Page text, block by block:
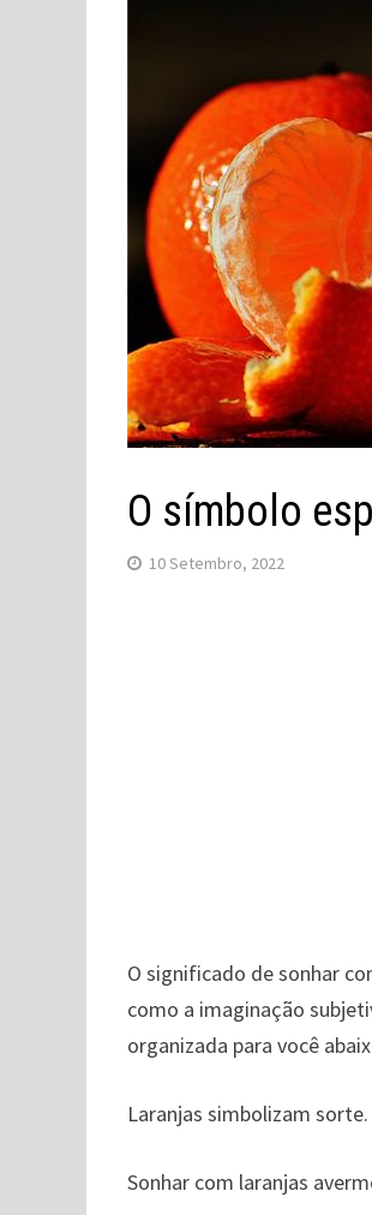
O símbolo
10 Setembro, 2022
O significado de sonhar
como a imaginação
organizada para você
Laranjas simbolizam
Sonhar com laranjas